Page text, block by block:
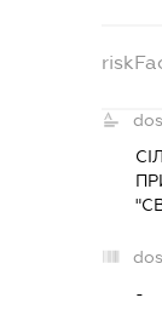
-